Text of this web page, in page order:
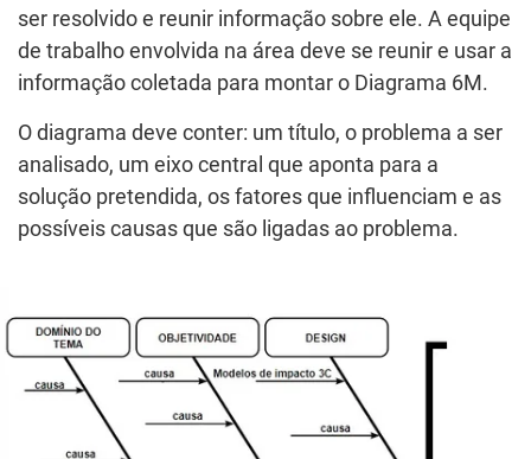
ser resolvido e reunir informação sobre ele. A equipe
de trabalho envolvida na área deve se reunir e usar a
informação coletada para montar o Diagrama 6M.
O diagrama deve conter: um título, o problema a ser
analisado, um eixo central que aponta para a
solução pretendida, os fatores que influenciam e as
possíveis causas que são ligadas ao problema.